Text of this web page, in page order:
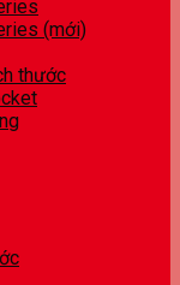
(mới)
thước